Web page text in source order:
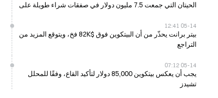
الحيتان التي جمعت 7.5 مليون دولار في صفقات شراء طويلة على
05-14 12:41
بيتر برانت يحذّر من أن البيتكوين فوق $82K فخ، ويتوقع المزيد من
التراجع
05-14 07:12
يجب أن يعكس بيتكوين 85,000 دولار لتأكيد القاع، وفقًا للمحلل
تشيدز